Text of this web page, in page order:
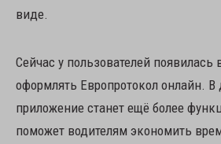
виде.
Сейчас у пользователей появилась
оформлять Европротокол онлайн.
приложение станет ещё более
поможет водителям экономить